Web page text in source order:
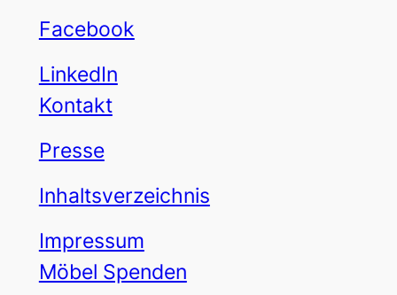
Facebook
LinkedIn
Kontakt
Presse
Inhaltsverzeichnis
Impressum
Möbel Spenden